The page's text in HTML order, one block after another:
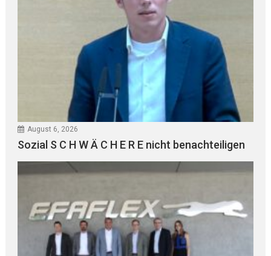
August 6, 2026
Sozial S C H W Ä C H E R E nicht benachteiligen